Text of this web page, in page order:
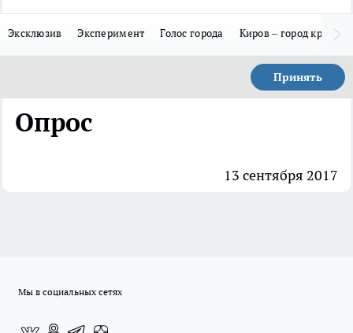
Эксклюзив Эксперимент Голос города Киров – город
Принять
Опрос
13 сентября 2017
Мы в социальных сетях